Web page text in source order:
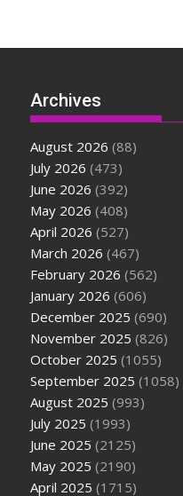
Archives
August 2026 (88)
July 2026 (473)
June 2026 (392)
May 2026 (408)
April 2026 (527)
March 2026 (467)
February 2026 (562)
January 2026 (606)
December 2025 (690)
November 2025 (826)
October 2025 (1055)
September 2025 (1058)
August 2025 (993)
July 2025 (1993)
June 2025 (2125)
May 2025 (2190)
April 2025 (1715)